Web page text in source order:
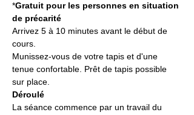
*Gratuit pour les personnes en situation
de précarité
Arrivez 5 à 10 minutes avant le début de
cours.
Munissez-vous de votre tapis et d'une
tenue confortable. Prêt de tapis possible
sur place.
Déroulé
La séance commence par un travail du